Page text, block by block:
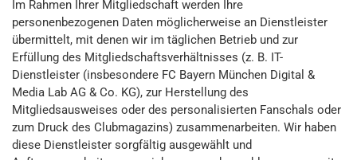
Im Rahmen Ihrer Mitgliedschaft werden Ihre
personenbezogenen Daten möglicherweise an Dienstleister
übermittelt, mit denen wir im täglichen Betrieb und zur
Erfüllung des Mitgliedschaftsverhältnisses (z. B. IT-
Dienstleister (insbesondere FC Bayern München Digital &
Media Lab AG & Co. KG), zur Herstellung des
Mitgliedsausweises oder des personalisierten Fanschals oder
zum Druck des Clubmagazins) zusammenarbeiten. Wir haben
diese Dienstleister sorgfältig ausgewählt und